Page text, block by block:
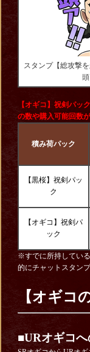
スタンプ【総攻撃
頭
【オギコ】祝剣パッ
の数や購入可能回数
積み荷パック
【黒桜】祝剣パッ
ク
【オギコ】祝剣パ
ック
※すでに所持してい
的にチャットスタン
【オギコ
■URオギコ